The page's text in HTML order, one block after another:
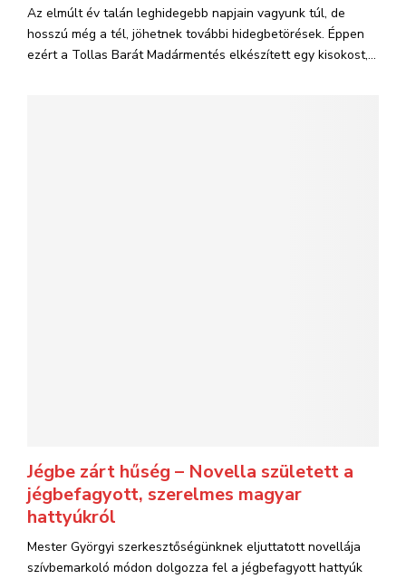
Az elmúlt év talán leghidegebb napjain vagyunk túl, de
hosszú még a tél, jöhetnek további hidegbetörések. Éppen
ezért a Tollas Barát Madármentés elkészített egy kisokost,...
Jégbe zárt hűség – Novella született a
jégbefagyott, szerelmes magyar
hattyúkról
Mester Györgyi szerkesztőségünknek eljuttatott novellája
szívbemarkoló módon dolgozza fel a jégbefagyott hattyúk